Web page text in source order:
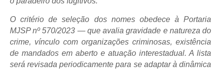
O critério de seleção dos nomes obedece à Portaria
MJSP nº 570/2023 — que avalia gravidade e natureza do
crime, vínculo com organizações criminosas, existência
de mandados em aberto e atuação interestadual. A lista
será revisada periodicamente para se adaptar à dinâmica